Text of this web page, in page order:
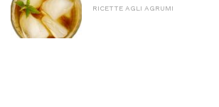
RICETTE AGLI AGRUMI